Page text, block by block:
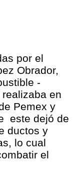
por el
Obrador,
-
en
Pemex y
este dejó de
ductos y
lo cual
el